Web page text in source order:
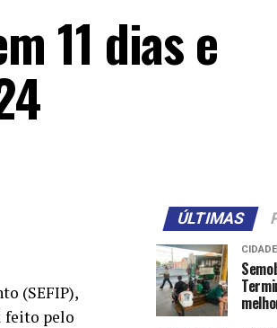
11 dias e
(SEFIP),
feito pelo
ÚLTIMAS